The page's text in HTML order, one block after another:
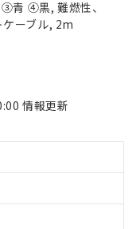
④黒, 難燃性、
ケーブル, 2m
情報更新